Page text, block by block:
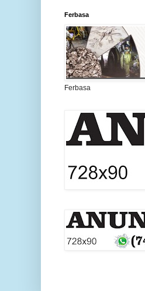
Ferbasa
Ferbasa